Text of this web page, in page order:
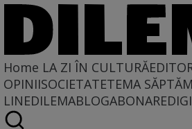
Home LA ZI ÎN CULTURĂ
OPINIISOCIETATETEMA
LINEDILEMABLOGABONARE